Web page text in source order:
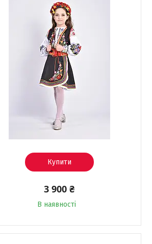
Купити
3 900 ₴
В наявності